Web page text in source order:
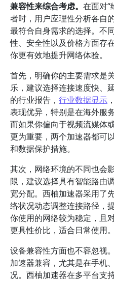
兼容性来综合考虑。 在面对“
者时，用户应理性分析各自
最符合自身需求的选择。不
性、安全性以及价格方面存
你更有效地提升网络体验。
首先，明确你的主要需求是
乐，建议选择连接速度快、
的行业报告， 行业数据显示
表现优异，特别是在海外服
而如果你偏向于视频流媒体
更为重要，两个加速器都可
和数据保护措施。
其次，网络环境的不同也会
限，建议选择具有智能路由
宽分配。西柚加速器采用了
络状况动态调整连接路径，
你使用的网络较为稳定，且
更具性价比，适合日常使用。
设备兼容性方面也不容忽视
加速器兼容，尤其是在手机
况。西柚加速器在多平台支